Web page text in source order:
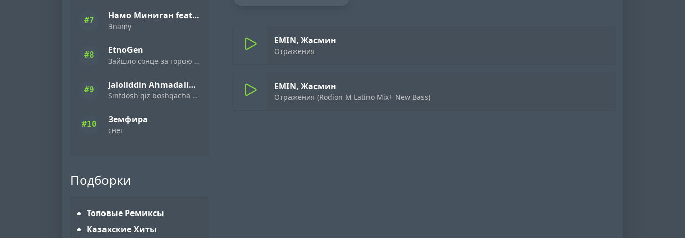
#7 Намо Миниган feat. Miyagi & Эндшпиль
Эnamy
#8 EtnoGen
Зайшло сонце за горою темна ніч настала
#9 Jaloliddin Ahmadaliyev
Sinfdosh qiz boshqacha eding
#10 Земфира
снег
Подборки
Топовые Ремиксы
Казахские Хиты
EMIN, Жасмин
Отражения
EMIN, Жасмин
Отражения (Rodion M Latino Mix+ New Bass)